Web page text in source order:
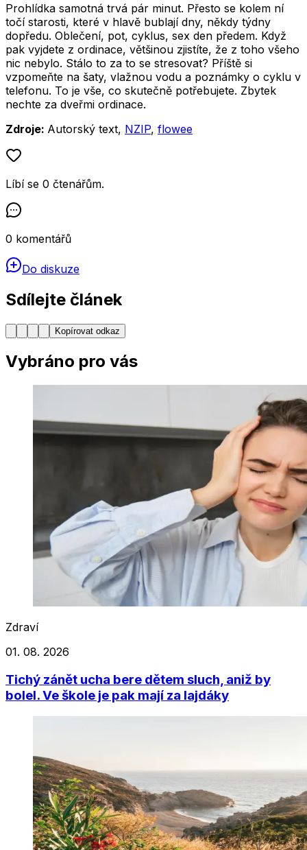
Prohlídka samotná trvá pár minut. Přesto se kolem ní
točí starosti, které v hlavě bublají dny, někdy týdny
dopředu. Oblečení, pot, cyklus, sex den předem. Když
pak vyjdete z ordinace, většinou zjistíte, že z toho všeho
nic nebylo. Stálo to za to se stresovat? Příště si
vzpomeňte na šaty, vlažnou vodu a poznámky o cyklu v
telefonu. To je vše, co skutečně potřebujete. Zbytek
nechte za dveřmi ordinace.
Zdroje: Autorský text, NZIP, flowee
Líbí se 0 čtenářům.
0 komentářů
Do diskuze
Sdílejte článek
Kopírovat odkaz
Vybráno pro vás
Zdraví
01. 08. 2026
Tichý zánět ucha bere dětem sluch, aniž by
bolel. Ve škole je pak mají za lajdáky